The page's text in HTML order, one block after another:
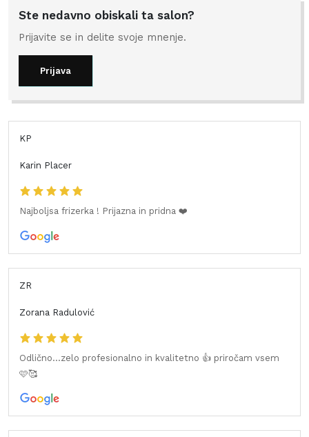
Ste nedavno obiskali ta salon?
Prijavite se in delite svoje mnenje.
Prijava
KP
Karin Placer
Najboljsa frizerka ! Prijazna in pridna ❤️
ZR
Zorana Radulović
Odlično...zelo profesionalno in kvalitetno 👍 priročam vsem
🩷🥰